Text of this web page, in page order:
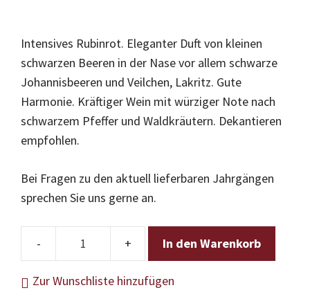
Intensives Rubinrot. Eleganter Duft von kleinen
schwarzen Beeren in der Nase vor allem schwarze
Johannisbeeren und Veilchen, Lakritz. Gute
Harmonie. Kräftiger Wein mit würziger Note nach
schwarzem Pfeffer und Waldkräutern. Dekantieren
empfohlen.
Bei Fragen zu den aktuell lieferbaren Jahrgängen
sprechen Sie uns gerne an.
Rocca
Mori
In den Warenkorb
Zur Wunschliste hinzufügen